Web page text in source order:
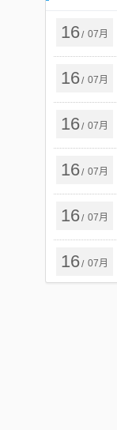
16/ 07月
16/ 07月
16/ 07月
16/ 07月
16/ 07月
16/ 07月